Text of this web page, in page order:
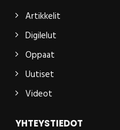
Artikkelit
Digilelut
Oppaat
Uutiset
Videot
YHTEYSTIEDOT